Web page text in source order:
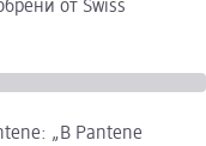
от Swiss
„В Pantene